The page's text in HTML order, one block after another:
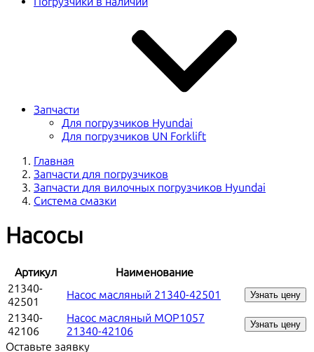
Запчасти
Для погрузчиков Hyundai
Для погрузчиков UN Forklift
Главная
Запчасти для погрузчиков
Запчасти для вилочных погрузчиков Hyundai
Система смазки
Насосы
Артикул
Наименование
21340-
42501
Насос масляный 21340-42501 Узнать цену
21340-
42106
Насос масляный MOP1057
21340-42106
Узнать цену
Оставьте заявку